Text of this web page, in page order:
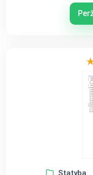
Statyba